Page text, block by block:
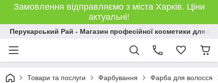
Замовлення відправляємо з міста Харків. Ціни
актуальні!
Перукарський Рай - Магазин професійної косметики для
Товари та послуги Фарбування Фарба для волосся